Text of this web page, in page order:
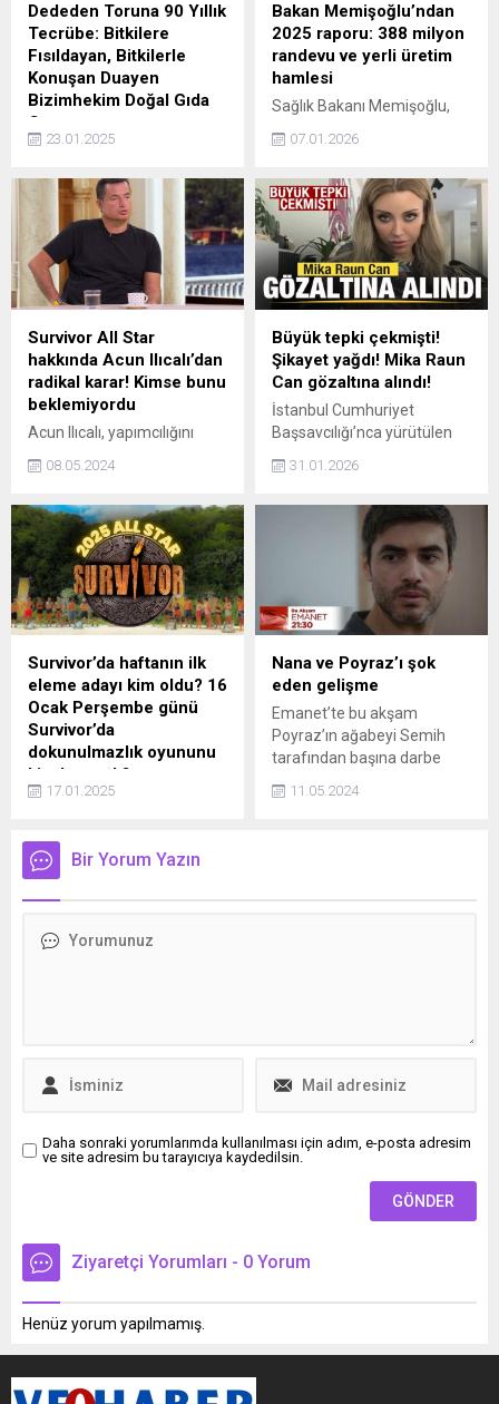
Dededen Toruna 90 Yıllık
Tecrübe: Bitkilere
Fısıldayan, Bitkilerle
Konuşan Duayen
Bizimhekim Doğal Gıda
Çarşısı
90 yıllık köklü bir geçmişe
Doğal Gıda Çarşısı, dededen
toruna aktarılan bilgi birikimi
ve doğal şifa geleneğiyle,
bitkilerin dilinden anlayan,
onlarla adeta konuşan bir
anlayışla hizmet vermeye
devam ediyor.
23.01.2025
Bakan Memişoğlu’ndan
2025 raporu: 388 milyon
randevu ve yerli üretim
hamlesi
Sağlık Bakanı Memişoğlu,
2025 yılı faaliyet raporunu
paylaştı. 388 milyondan
belirten Memişoğlu, yerli
üretim tıbbi cihazlar, kanser
taramaları ve normal
doğum oranlarındaki
başarılara dikkat çekti.
07.01.2026
Survivor All Star
hakkında Acun Ilıcalı’dan
radikal karar! Kimse bunu
beklemiyordu
Acun Ilıcalı, yapımcılığını
programı hakkında radikal
sisteme geçildiğinin
duyurusunu yaptı ve merak
edilen ayrıntıları paylaştı.
08.05.2024
Büyük tepki çekmişti!
Şikayet yağdı! Mika Raun
Can gözaltına alındı!
İstanbul Cumhuriyet
Başsavcılığı’nca yürütülen
sosyal medya fenomeni
31.01.2026
Survivor’da haftanın ilk
eleme adayı kim oldu? 16
Ocak Perşembe günü
Survivor’da
dokunulmazlık oyununu
kim kazandı?
Survivor All Star 2025
devam ediyor. Ünlüler ve
Gönüllüler takımları, yeni
Survivor'da eleme adayı kim
17.01.2025
Nana ve Poyraz’ı şok
eden gelişme
Emanet’te bu akşam
Poyraz’ın ağabeyi Semih
tarafından başına darbe
alarak yaralanır. Poyraz ve
Nana güç bela kendine
11.05.2024
Bir Yorum Yazın
Daha sonraki yorumlarımda kullanılması için adım, e-posta adresim
ve site adresim bu tarayıcıya kaydedilsin.
Ziyaretçi Yorumları - 0 Yorum
Henüz yorum yapılmamış.